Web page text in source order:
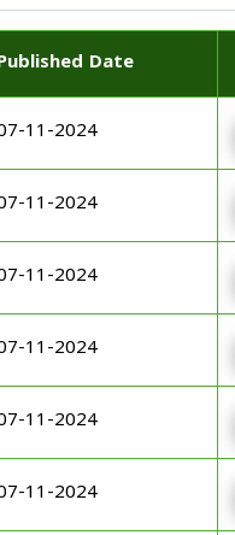
Date
11-2024
11-2024
11-2024
11-2024
11-2024
11-2024